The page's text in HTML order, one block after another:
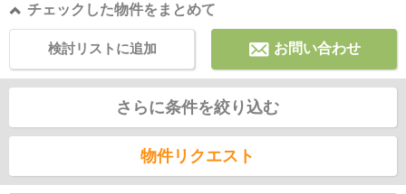
チェックした物件をまとめて
お問い合わせ
検討リストに追加
さらに条件を絞り込む
物件リクエスト